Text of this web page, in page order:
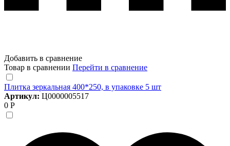
Добавить в сравнение
Товар в сравнении Перейти в сравнение
Плитка зеркальная 400*250, в упаковке 5 шт
Артикул: Ц0000005517
0 Р